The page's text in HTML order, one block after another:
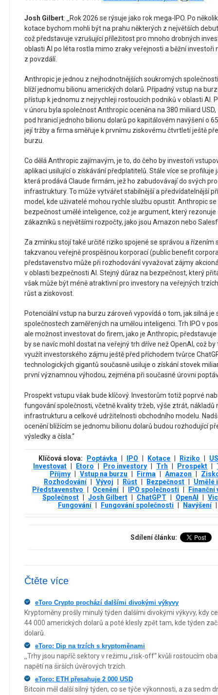
Josh Gilbert: ‚‚Rok 2026 se rýsuje jako rok mega-IPO. Po
kotace bychom mohli být na prahu některých z největších
což představuje vzrušující příležitost pro mnoho drobných
oblasti AI po léta rostla mimo zraky veřejnosti a běžní investoři
z povzdálí.
Anthropic je jednou z nejhodnotnějších soukromých
blíží jednomu bilionu amerických dolarů. Případný vstup na
přístup k jednomu z nejrychleji rostoucích podniků v oblasti AI.
v únoru byla společnost Anthropic oceněna na 380 miliard
pod hranicí jednoho bilionu dolarů po kapitálovém navýšení o
její tržby a firma směřuje k prvnímu ziskovému čtvrtletí ještě
burzu.
Co dělá Anthropic zajímavým, je to, do čeho by investoři
aplikaci usilující o získávání předplatitelů. Stále více se profiluje
která prodává Claude firmám, jež ho zabudovávají do svých
infrastruktury. To může vytvářet stabilnější a předvídatelnější
model, kde uživatelé mohou rychle službu opustit. Anthropic
bezpečnost umělé inteligence, což je argument, který
zákazníků s největšími rozpočty, jako jsou Amazon nebo
Za zmínku stojí také určité riziko spojené se správou a řízením
takzvanou veřejně prospěšnou korporací (public benefit
představenstvo může při rozhodování vyvažovat zájmy
v oblasti bezpečnosti AI. Stejný důraz na bezpečnost, který
však může být méně atraktivní pro investory na veřejných
růst a ziskovost.
Potenciální vstup na burzu zároveň vypovídá o tom, jak silná
společnostech zaměřených na umělou inteligenci. Trh IPO v
ale možnost investovat do firem, jako je Anthropic,
by se navíc mohl dostat na veřejný trh dříve než OpenAI, což
využít investorského zájmu ještě před příchodem tvůrce
technologických gigantů současně usiluje o získání stovek
první významnou výhodou, zejména při současné úrovni
Prospekt vstupu však bude klíčový. Investorům totiž poprvé
fungování společnosti, včetně kvality tržeb, výše ztrát, nákladů
infrastrukturu a celkové udržitelnosti obchodního modelu.
ocenění blížícím se jednomu bilionu dolarů budou rozhodující
výsledky a čísla.‘‘
Klíčová slova: Poptávka IPO Kotace Riziko
Investovat
Etoro Pro investory Trh Prospekt
Příjmy
Vstup na burzu Firma Amazon
Rozhodování
Vývoj Růst Bezpečnost
Umělé
Představenstvo
Ocenění IPO společnosti
Finanční
Společnost
Josh Gilbert ChatGPT OpenAI
Fungování
Fungování společnosti Navýšení
Sdílení článku:
Čtěte více
eToro Crypto prochází dalšími divokými výkyvy
Kryptoměny prošly minulý týden dalšími divokými výkyvy, kdy
44 000 amerických dolarů a poté klesly zpět tam, kde týden
dolarů.
eToro: Dip na trzích s kryptoměnami
‚‚Trhy jsou napříč sektory v režimu „risk-off“ kvůli rostoucím
napětí na širších úvěrových trzích.
eToro: ETH přesahuje 2 000 USD
Bitcoin měl další silný týden, co se týče výkonnosti, a za sedm